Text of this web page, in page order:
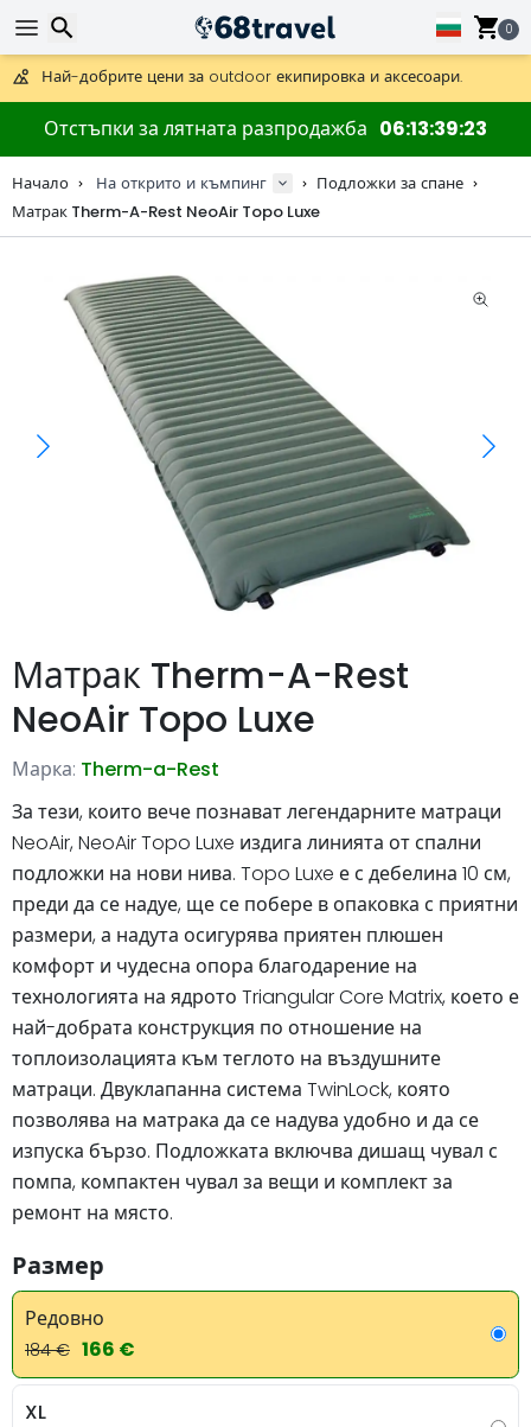
0
Предлага се и DHL Express за една нощ.
30 дни за връщане, 90 дни за дървени карти и декорации.
Най-добрите цени за outdoor екипировка и аксесоари.
Отстъпки за лятната разпродажба 06 13 39 22
Начало На открито и къмпинг
Подложки за спане
Матрак Therm-A-Rest NeoAir Topo Luxe
Матрак Therm-A-Rest
NeoAir Topo Luxe
Марка: Therm-a-Rest
За тези, които вече познават легендарните матраци
NeoAir, NeoAir Topo Luxe издига линията от спални
подложки на нови нива. Topo Luxe е с дебелина 10 см,
преди да се надуе, ще се побере в опаковка с приятни
размери, а надута осигурява приятен плюшен
комфорт и чудесна опора благодарение на
технологията на ядрото Triangular Core Matrix, което е
най-добрата конструкция по отношение на
топлоизолацията към теглото на въздушните
матраци. Двуклапанна система TwinLock, която
позволява на матрака да се надува удобно и да се
изпуска бързо. Подложката включва дишащ чувал с
помпа, компактен чувал за вещи и комплект за
ремонт на място.
Размер
Редовно
184 € 166 €
XL
Търсене